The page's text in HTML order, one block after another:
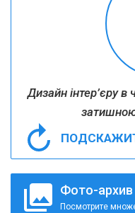
Дизайн інтер’єру в
Фото-архив
Посмотрите